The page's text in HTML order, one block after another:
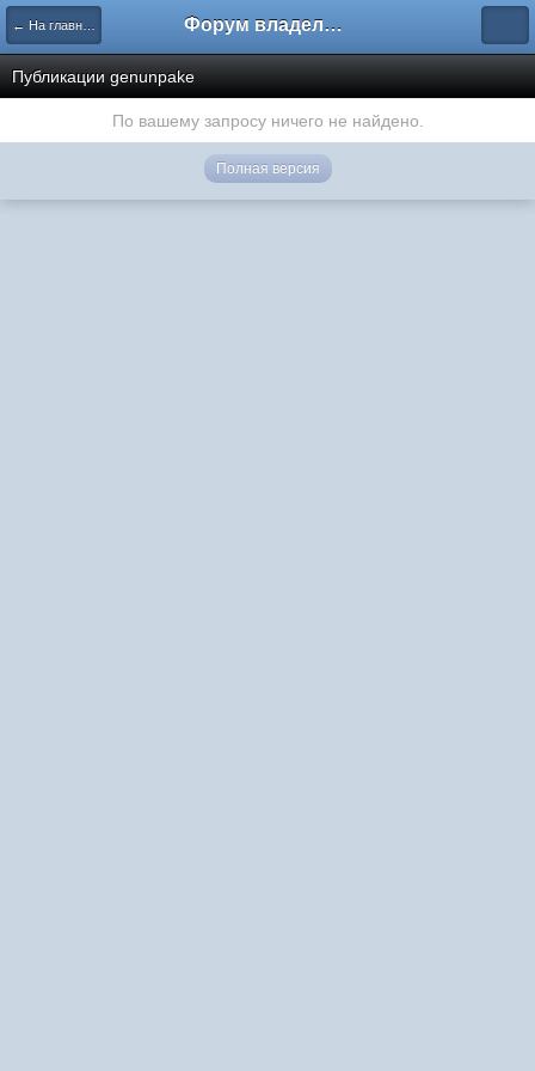
← На главную Форум владельцев интернет-магазинов
Публикации genunpake
По вашему запросу ничего не найдено.
Полная версия